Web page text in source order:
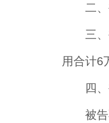
二
三
用合计6
四
被